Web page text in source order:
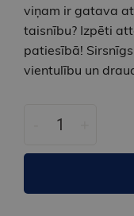
viņam ir gatava
taisnību? Izpēti
patiesībā!
vientulību un